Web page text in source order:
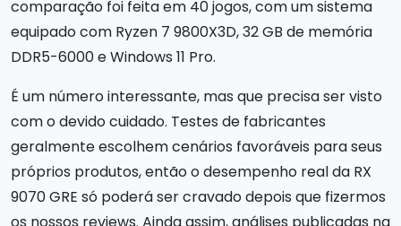
comparação foi feita em 40 jogos, com um sistema
equipado com Ryzen 7 9800X3D, 32 GB de memória
DDR5-6000 e Windows 11 Pro.
É um número interessante, mas que precisa ser visto
com o devido cuidado. Testes de fabricantes
geralmente escolhem cenários favoráveis para seus
próprios produtos, então o desempenho real da RX
9070 GRE só poderá ser cravado depois que fizermos